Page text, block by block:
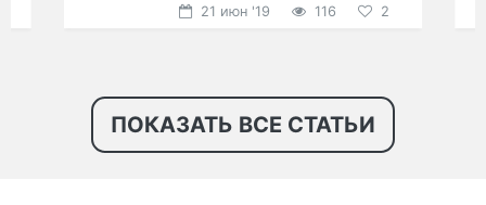
21 июн '19 116 2
ПОКАЗАТЬ ВСЕ СТАТЬИ